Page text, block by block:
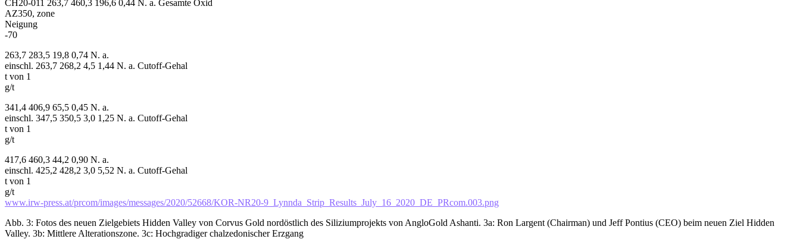
CH20-011 263,7 460,3 196,6 0,44 N. a. Gesamte Oxid
AZ350, zone
Neigung
-70
263,7 283,5 19,8 0,74 N. a.
einschl. 263,7 268,2 4,5 1,44 N. a. Cutoff-Gehal
t von 1
g/t
341,4 406,9 65,5 0,45 N. a.
einschl. 347,5 350,5 3,0 1,25 N. a. Cutoff-Gehal
t von 1
g/t
417,6 460,3 44,2 0,90 N. a.
einschl. 425,2 428,2 3,0 5,52 N. a. Cutoff-Gehal
t von 1
g/t
www.irw-press.at/prcom/images/messages/2020/52668/KOR-NR20-9_Lynnda_Strip_Results_July_16_2020_DE_PRcom.003.png
Abb. 3: Fotos des neuen Zielgebiets Hidden Valley von Corvus Gold nordöstlich des Siliziumprojekts von AngloGold Ashanti. 3a: Ron Largent (Chairman) und Jeff Pontius (CEO) beim neuen Ziel Hidden
Valley. 3b: Mittlere Alterationszone. 3c: Hochgradiger chalzedonischer Erzgang